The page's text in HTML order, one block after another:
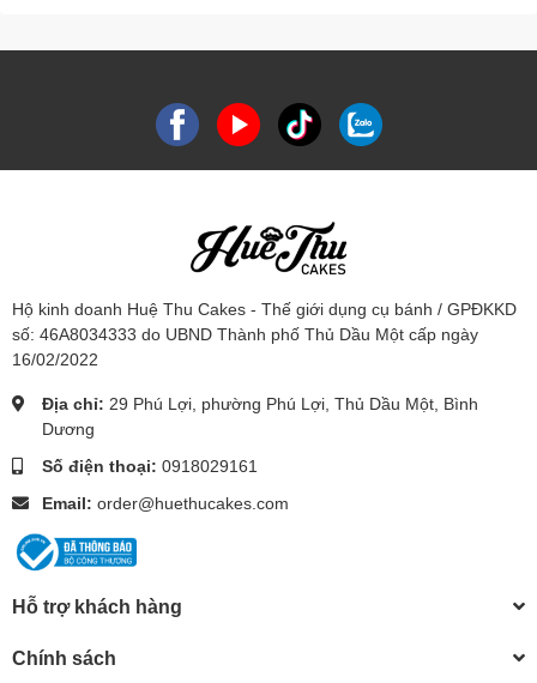
Hộ kinh doanh Huệ Thu Cakes - Thế giới dụng cụ bánh / GPĐKKD
số: 46A8034333 do UBND Thành phố Thủ Dầu Một cấp ngày
16/02/2022
Địa chỉ: 29 Phú Lợi, phường Phú Lợi, Thủ Dầu Một, Bình
Dương
Số điện thoại: 0918029161
Email: order@huethucakes.com
Hỗ trợ khách hàng
Chính sách